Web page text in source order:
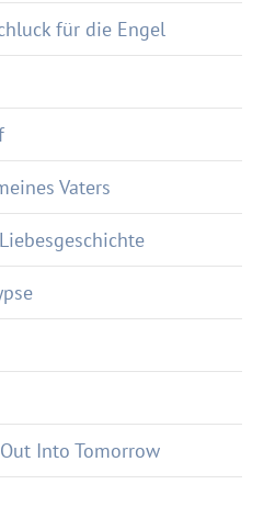
für die Engel
Vaters
Into Tomorrow